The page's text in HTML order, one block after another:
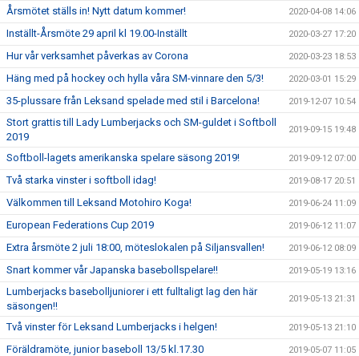
Årsmötet ställs in! Nytt datum kommer! 2020-04-08 14:06
Inställt-Årsmöte 29 april kl 19.00-Inställt 2020-03-27 17:20
Hur vår verksamhet påverkas av Corona 2020-03-23 18:53
Häng med på hockey och hylla våra SM-vinnare den 5/3! 2020-03-01 15:29
35-plussare från Leksand spelade med stil i Barcelona! 2019-12-07 10:54
Stort grattis till Lady Lumberjacks och SM-guldet i Softboll
2019
2019-09-15 19:48
Softboll-lagets amerikanska spelare säsong 2019! 2019-09-12 07:00
Två starka vinster i softboll idag! 2019-08-17 20:51
Välkommen till Leksand Motohiro Koga! 2019-06-24 11:09
European Federations Cup 2019 2019-06-12 11:07
Extra årsmöte 2 juli 18:00, möteslokalen på Siljansvallen! 2019-06-12 08:09
Snart kommer vår Japanska basebollspelare!! 2019-05-19 13:16
Lumberjacks basebolljuniorer i ett fulltaligt lag den här
säsongen!!
2019-05-13 21:31
Två vinster för Leksand Lumberjacks i helgen! 2019-05-13 21:10
Föräldramöte, junior baseboll 13/5 kl.17.30 2019-05-07 11:05